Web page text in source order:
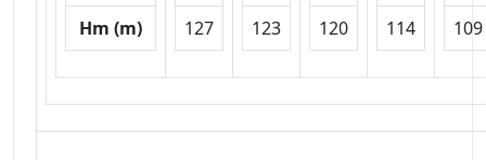
Hm (m)
127
123
120
114
109